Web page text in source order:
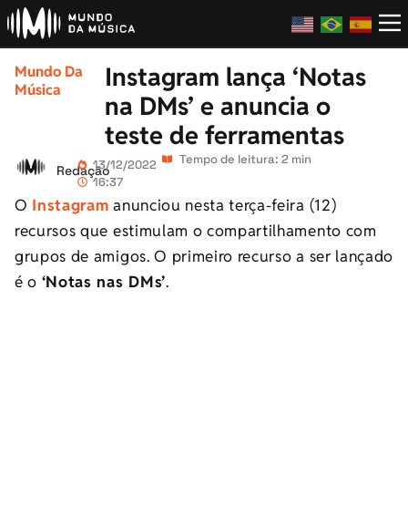
Mundo Da
Música
Instagram lança ‘Notas
na DMs’ e anuncia o
teste de ferramentas
Redação13/12/2022
16:37
Tempo de leitura: 2 min
O Instagram anunciou nesta terça-feira (12)
recursos que estimulam o compartilhamento com
grupos de amigos. O primeiro recurso a ser lançado
é o ‘Notas nas DMs’.